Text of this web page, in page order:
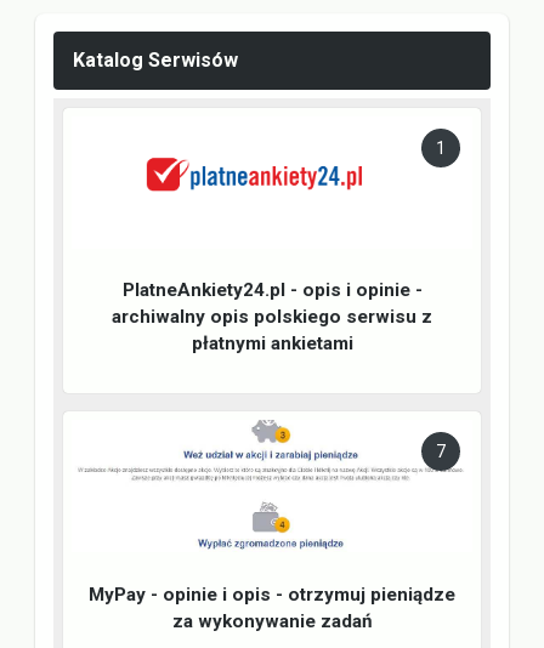
Katalog Serwisów
1
PlatneAnkiety24.pl - opis i opinie -
archiwalny opis polskiego serwisu z
płatnymi ankietami
7
MyPay - opinie i opis - otrzymuj pieniądze
za wykonywanie zadań